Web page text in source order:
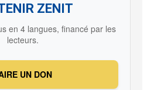
ZENIT
en 4 langues, financé par les
lecteurs.
UN DON